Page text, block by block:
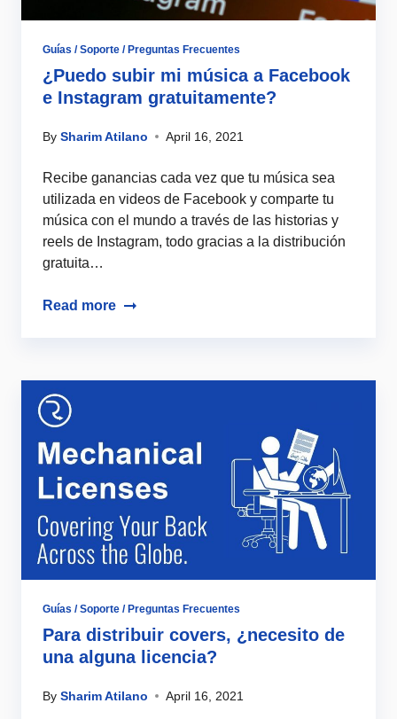
Guías / Soporte / Preguntas Frecuentes
¿Puedo subir mi música a Facebook
e Instagram gratuitamente?
By Sharim Atilano April 16, 2021
Recibe ganancias cada vez que tu música sea
utilizada en videos de Facebook y comparte tu
música con el mundo a través de las historias y
reels de Instagram, todo gracias a la distribución
gratuita…
Read more
Guías / Soporte / Preguntas Frecuentes
Para distribuir covers, ¿necesito de
una alguna licencia?
By Sharim Atilano April 16, 2021